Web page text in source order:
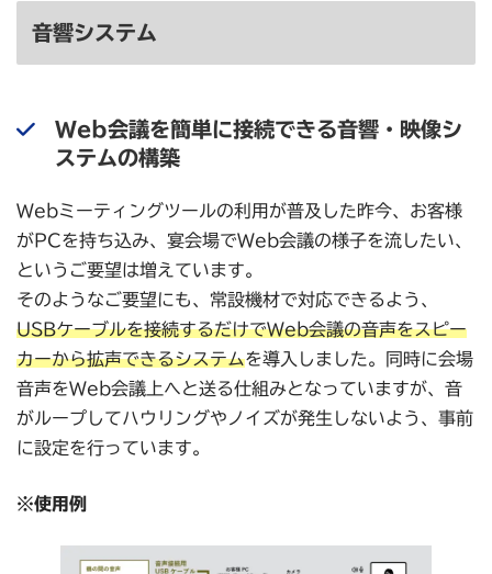
音響システム
Web会議を簡単に接続できる音響・映像シ
ステムの構築
Webミーティングツールの利用が普及した昨今、お客様
がPCを持ち込み、宴会場でWeb会議の様子を流したい、
というご要望は増えています。
そのようなご要望にも、常設機材で対応できるよう、
USBケーブルを接続するだけでWeb会議の音声をスピー
カーから拡声できるシステムを導入しました。同時に会場
音声をWeb会議上へと送る仕組みとなっていますが、音
がループしてハウリングやノイズが発生しないよう、事前
に設定を行っています。
※使用例